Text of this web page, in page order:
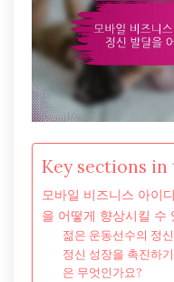
Key sections
모바일 비즈니스 아이
을 어떻게 향상시킬 수
젊은 운동선수의 정
정신 성장을 촉진하
은 무엇인가요?